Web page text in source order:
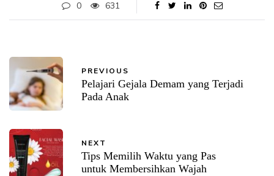
0 631
PREVIOUS
Pelajari Gejala Demam yang Terjadi
Pada Anak
NEXT
Tips Memilih Waktu yang Pas
untuk Membersihkan Wajah